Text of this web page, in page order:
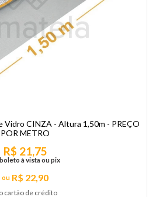
Vidro CINZA - Altura 1,50m - PREÇO
POR METRO
R$ 22,90
cartão de crédito
R$ 21,75
à vista ou pix